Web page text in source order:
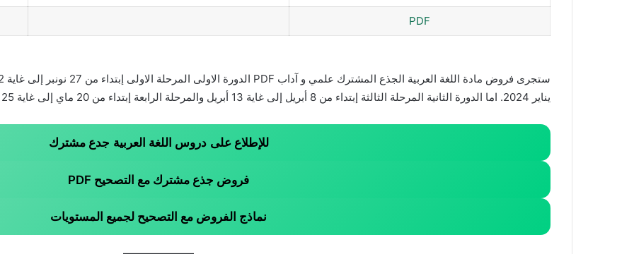
PDF
يناير 2024. اما الدورة الثانية المرحلة الثالثة إبتداء من 8 أبريل إلى غاية 13 أبريل والمرحلة الرابعة إبتداء من 20 ماي إلى غاية 25 ماي 2025.
للإطلاععلى دروس اللغة العربية جدع مشترك
فروض جذع مشترك مع التصحيح PDF
نماذج الفروض مع التصحيح لجميع المستويات